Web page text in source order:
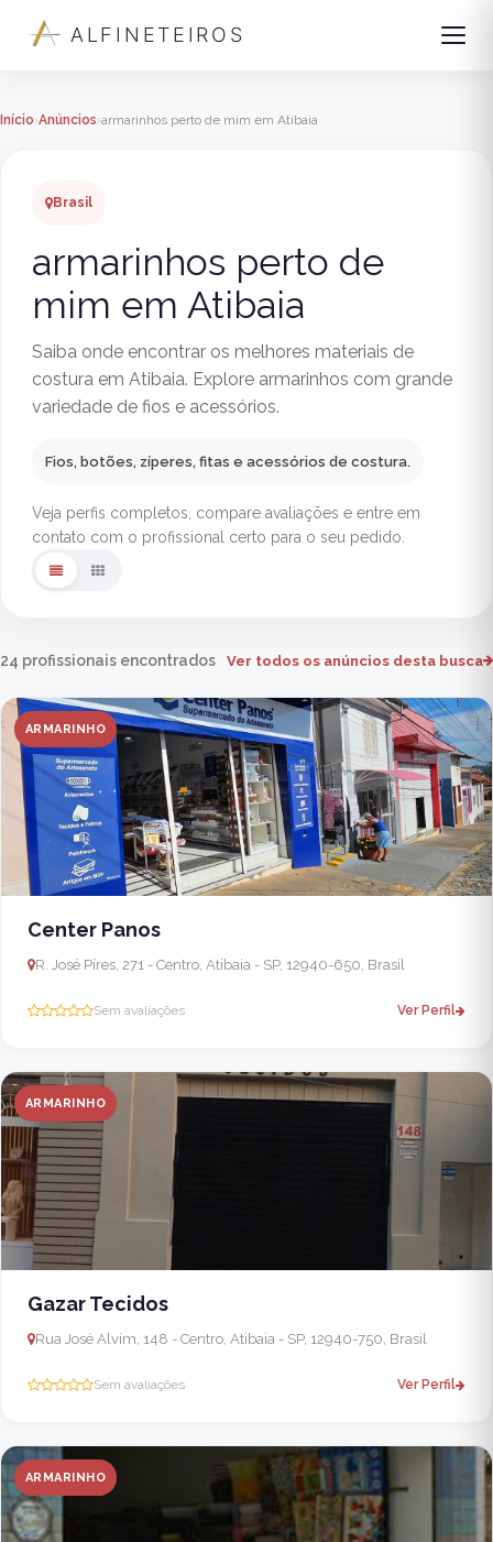
ALFINETEIROS
Início Anúncios armarinhos perto de mim em Atibaia
Brasil
armarinhos perto de
mim em Atibaia
Saiba onde encontrar os melhores materiais de
costura em Atibaia. Explore armarinhos com grande
variedade de fios e acessórios.
Fios, botões, zíperes, fitas e acessórios de costura.
Veja perfis completos, compare avaliações e entre em
contato com o profissional certo para o seu pedido.
24 profissionais encontrados Ver todos os anúncios desta busca
ARMARINHO
Center Panos
R. José Píres, 271 - Centro, Atibaia - SP, 12940-650, Brasil
Sem avaliações Ver Perfil
ARMARINHO
Gazar Tecidos
Rua José Alvim, 148 - Centro, Atibaia - SP, 12940-750, Brasil
Sem avaliações Ver Perfil
ARMARINHO